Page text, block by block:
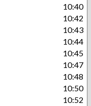
10:40
10:42
10:43
10:44
10:45
10:47
10:48
10:50
10:52